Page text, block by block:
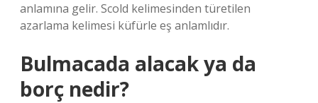
anlamına gelir. Scold kelimesinden türetilen
azarlama kelimesi küfürle eş anlamlıdır.
Bulmacada alacak ya da
borç nedir?